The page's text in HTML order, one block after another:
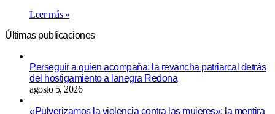
Leer más »
Últimas publicaciones
Perseguir a quien acompaña: la revancha patriarcal detrás
del hostigamiento a lanegra Redona
agosto 5, 2026
«Pulverizamos la violencia contra las mujeres»: la mentira